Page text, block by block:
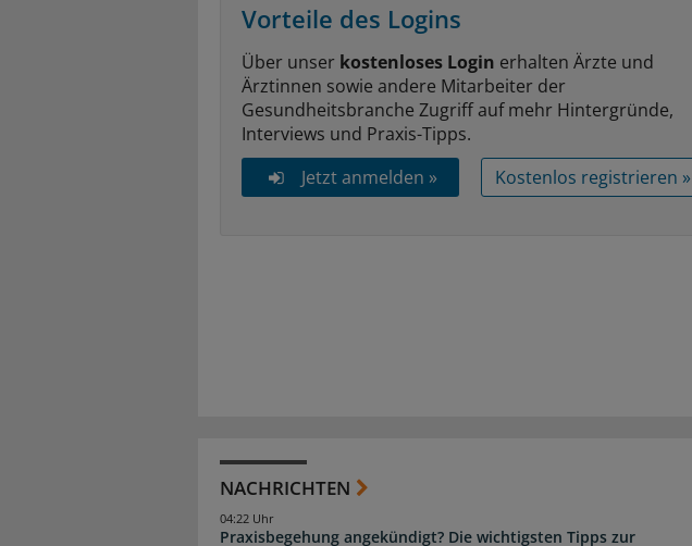
Vorteile des Logins
Über unser kostenloses Login erhalten Ärzte und
Ärztinnen sowie andere Mitarbeiter der
Gesundheitsbranche Zugriff auf mehr Hintergründe,
Interviews und Praxis-Tipps.
Jetzt anmelden »
Kostenlos registrieren »
NACHRICHTEN
Praxisbegehung angekündigt? Die wichtigsten Tipps zur
04:22 Uhr